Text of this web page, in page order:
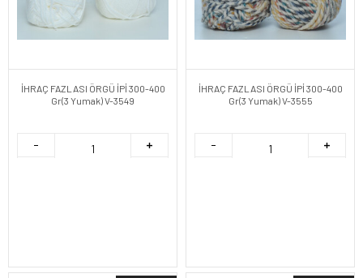
İHRAÇ FAZLASI ÖRGÜ İPİ 300-400
Gr(3 Yumak) V-3549
İHRAÇ FAZLASI ÖRGÜ İPİ 300-400
Gr(3 Yumak) V-3555